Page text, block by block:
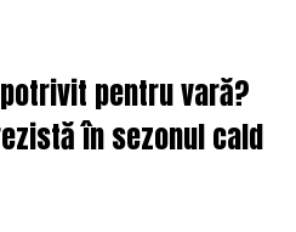
pentru vară?
în sezonul cald